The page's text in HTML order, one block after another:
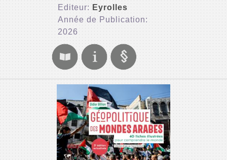
Editeur: Eyrolles
Année de Publication:
2026